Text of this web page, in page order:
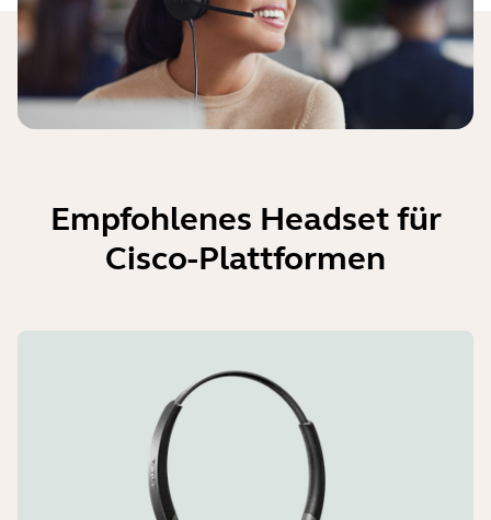
Empfohlenes Headset für
Cisco-Plattformen